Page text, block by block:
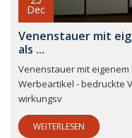
Dec
Venenstauer mit
als ...
Venenstauer mit
Werbeartikel - bedruckte
wirkungsv
WEITERLESEN